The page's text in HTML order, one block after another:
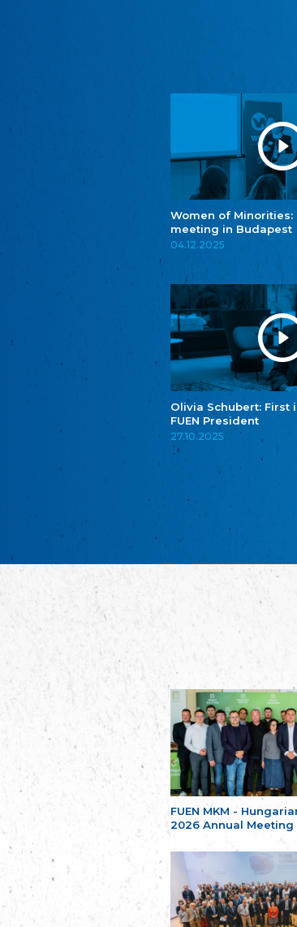
Women of
meeting in Budapest
04.12.2025
Olivia Schubert: First
FUEN President
27.10.2025
FUEN MKM -
2026 Annual Meeting